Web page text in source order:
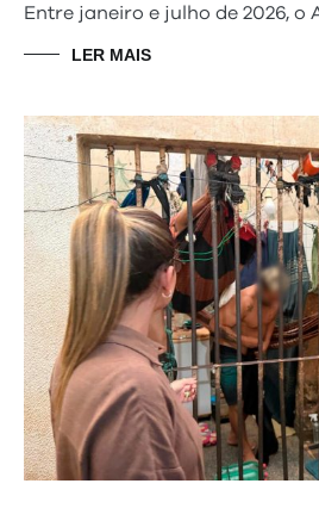
Entre janeiro e julho de 2026, o
LER MAIS